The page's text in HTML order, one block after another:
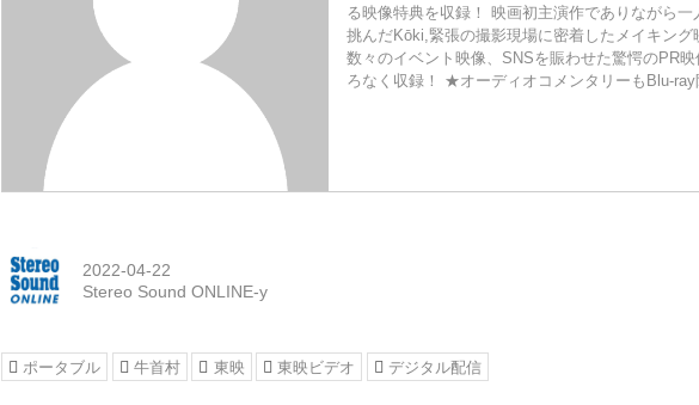
る映像特典を収録！ 映画初主演作でありながら一
挑んだKōki,緊張の撮影現場に密着したメイキング
数々のイベント映像、SNSを賑わせた驚愕のPR映
ろなく収録！ ★オーディオコメンタリーもBlu-ray
2022-04-22
Stereo Sound ONLINE-y
ポータブル 牛首村 東映 東映ビデオ デジタル配信